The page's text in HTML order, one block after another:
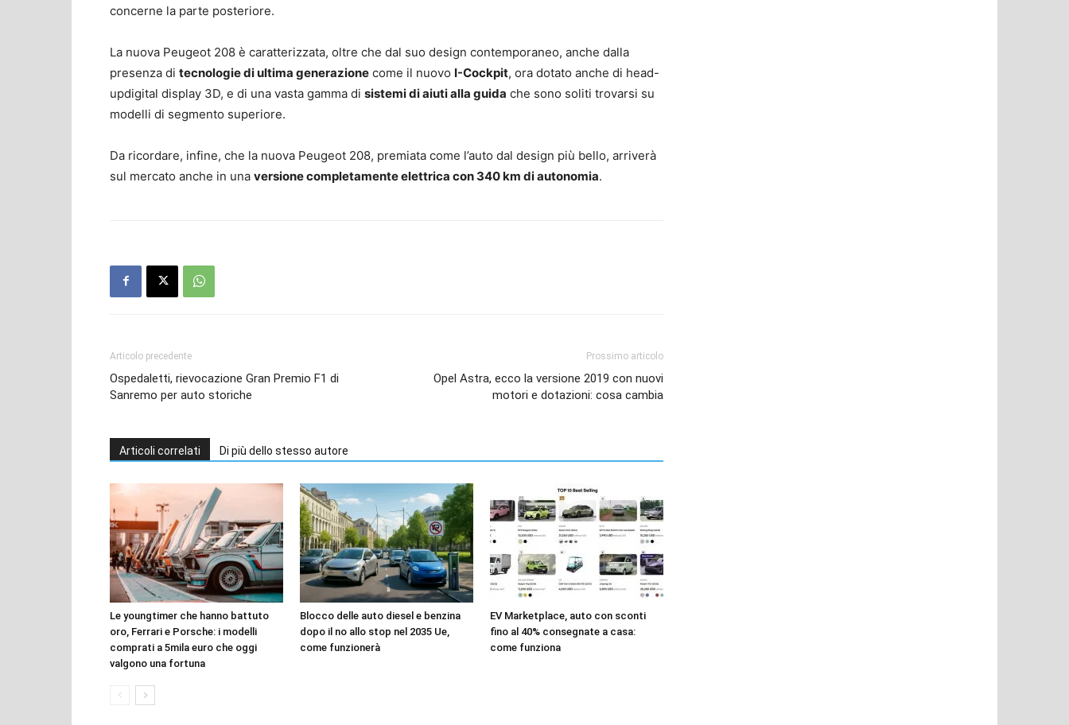
concerne la parte posteriore.
La nuova Peugeot 208 è caratterizzata, oltre che dal suo design contemporaneo, anche dalla
presenza di tecnologie di ultima generazione come il nuovo I-Cockpit, ora dotato anche di head-
updigital display 3D, e di una vasta gamma di sistemi di aiuti alla guida che sono soliti trovarsi su
modelli di segmento superiore.
Da ricordare, infine, che la nuova Peugeot 208, premiata come l’auto dal design più bello, arriverà
sul mercato anche in una versione completamente elettrica con 340 km di autonomia.
Articolo precedente
Ospedaletti, rievocazione Gran Premio F1 di
Sanremo per auto storiche
Prossimo articolo
Opel Astra, ecco la versione 2019 con nuovi
motori e dotazioni: cosa cambia
Articoli correlati Di più dello stesso autore
Le youngtimer che hanno battuto
oro, Ferrari e Porsche: i modelli
comprati a 5mila euro che oggi
valgono una fortuna
Blocco delle auto diesel e benzina
dopo il no allo stop nel 2035 Ue,
come funzionerà
EV Marketplace, auto con sconti
fino al 40% consegnate a casa:
come funziona